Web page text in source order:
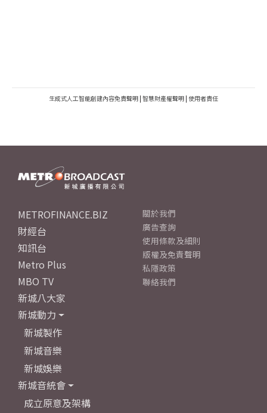
生成式人工智能創建內容免責聲明 | 智慧財產權聲明 | 使用者責任
METROFINANCE.BIZ
財經台
知訊台
Metro Plus
MBO TV
新城八大家
新城動力
新城製作
新城音樂
新城娛樂
新城音統會
成立原意及架構
關於我們
廣告查詢
使用條款及細則
版權及免責聲明
私隱政策
聯絡我們